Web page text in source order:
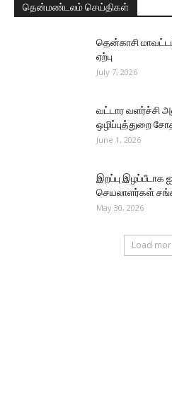
தென்மண்டலம் செய்திகள்
தென்காசி
ஏற்பு
July 7, 2026
வட்டார வளர்ச்சி
ஒழிப்புத்துறை
June 1, 2026
இறப்பு இழப்பீடாக
செயலாளர்கள்
May 30, 2026
Load